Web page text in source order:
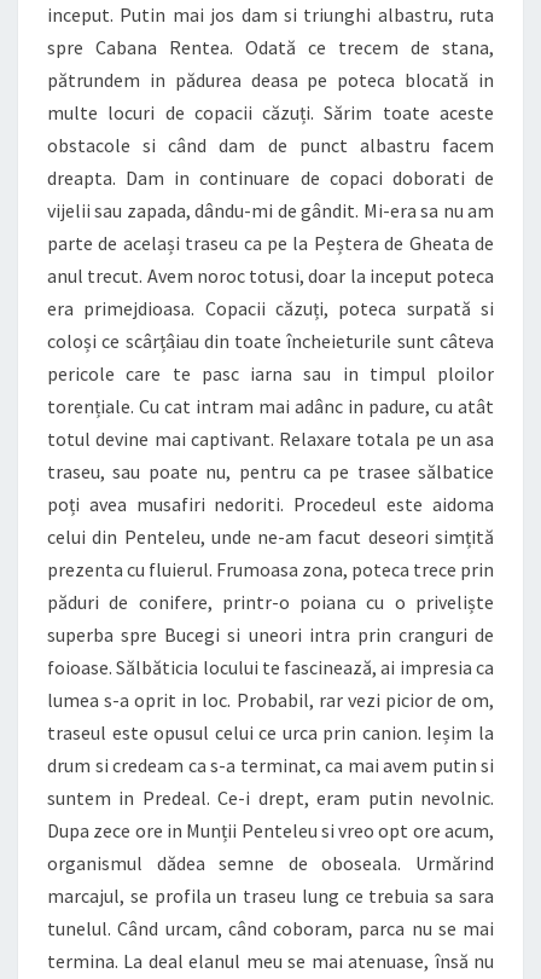
inceput. Putin mai jos dam si triunghi albastru, ruta
spre Cabana Rentea. Odată ce trecem de stana,
pătrundem in pădurea deasa pe poteca blocată in
multe locuri de copacii căzuți. Sărim toate aceste
obstacole si când dam de punct albastru facem
dreapta. Dam in continuare de copaci doborati de
vijelii sau zapada, dându-mi de gândit. Mi-era sa nu am
parte de același traseu ca pe la Peștera de Gheata de
anul trecut. Avem noroc totusi, doar la inceput poteca
era primejdioasa. Copacii căzuți, poteca surpată si
coloși ce scârțâiau din toate încheieturile sunt câteva
pericole care te pasc iarna sau in timpul ploilor
torențiale. Cu cat intram mai adânc in padure, cu atât
totul devine mai captivant. Relaxare totala pe un asa
traseu, sau poate nu, pentru ca pe trasee sălbatice
poți avea musafiri nedoriti. Procedeul este aidoma
celui din Penteleu, unde ne-am facut deseori simțită
prezenta cu fluierul. Frumoasa zona, poteca trece prin
păduri de conifere, printr-o poiana cu o priveliște
superba spre Bucegi si uneori intra prin cranguri de
foioase. Sălbăticia locului te fascinează, ai impresia ca
lumea s-a oprit in loc. Probabil, rar vezi picior de om,
traseul este opusul celui ce urca prin canion. Ieșim la
drum si credeam ca s-a terminat, ca mai avem putin si
suntem in Predeal. Ce-i drept, eram putin nevolnic.
Dupa zece ore in Munții Penteleu si vreo opt ore acum,
organismul dădea semne de oboseala. Urmărind
marcajul, se profila un traseu lung ce trebuia sa sara
tunelul. Când urcam, când coboram, parca nu se mai
termina. La deal elanul meu se mai atenuase, însă nu